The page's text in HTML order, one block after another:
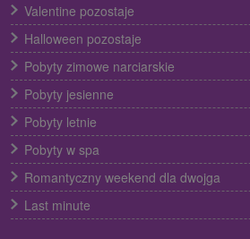
Valentine pozostaje
Halloween pozostaje
Pobyty zimowe narciarskie
Pobyty jesienne
Pobyty letnie
Pobyty w spa
Romantyczny weekend dla dwojga
Last minute